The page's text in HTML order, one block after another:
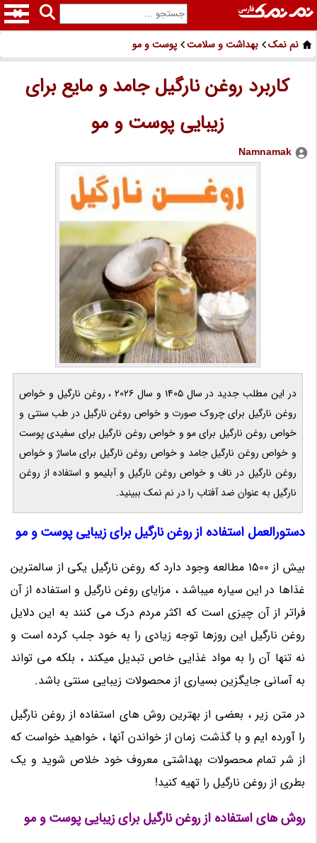
نم نمک بهداشت و سلامت پوست و مو
کاربرد روغن نارگیل جامد و مایع برای
زیبایی پوست و مو
Namnamak
در این مطلب جدید در سال 1405 و سال 2026 ، روغن نارگیل و خواص
روغن نارگیل برای چروک صورت و خواص روغن نارگیل در طب سنتی و
خواص روغن نارگیل برای مو و خواص روغن نارگیل برای سفیدی پوست
و خواص روغن نارگیل جامد و خواص روغن نارگیل برای ماساژ و خواص
روغن نارگیل در ناف و خواص روغن نارگیل و آبلیمو و استفاده از روغن
نارگیل به عنوان ضد آفتاب را در نم نمک ببینید.
دستورالعمل استفاده از روغن نارگیل برای زیبایی پوست و مو
بیش از 1500 مطالعه وجود دارد که روغن نارگیل یکی از سالمترین
غذاها در این سیاره میباشد ، مزایای روغن نارگیل و استفاده از آن
فراتر از آن چیزی است که اکثر مردم درک می کنند به این دلایل
روغن نارگیل این روزها توجه زیادی را به خود جلب کرده است و
نه تنها آن را به مواد غذایی خاص تبدیل میکند ، بلکه می تواند
به آسانی جایگزین بسیاری از محصولات زیبایی سنتی باشد.
در متن زیر ، بعضی از بهترین روش های استفاده از روغن نارگیل
را آورده ایم و با گذشت زمان از خواندن آنها ، خواهید خواست که
از شر تمام محصولات بهداشتی معروف خود خلاص شوید و یک
بطری از روغن نارگیل را تهیه کنید!
روش های استفاده از روغن نارگیل برای زیبایی پوست و مو